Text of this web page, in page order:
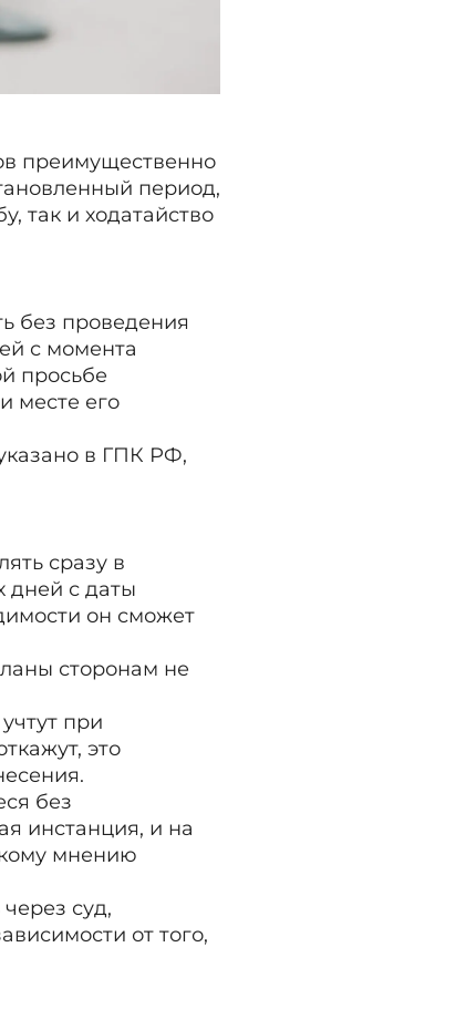
преимущественно
период,
так и ходатайство
без проведения
с момента
просьбе
месте его
в ГПК РФ,
сразу в
дней с даты
он сможет
сторонам не
при
это
без
инстанция, и на
мнению
суд,
от того,